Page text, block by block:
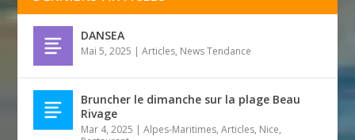
DANSEA
Mai 5, 2025 |Articles, News Tendance
Bruncher le dimanche sur la plage Beau
Rivage
Mar 4, 2025 |Alpes-Maritimes,Articles, Nice,